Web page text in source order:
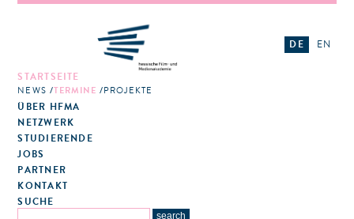
STARTSEITE
NEWS TERMINE PROJEKTE
ÜBER HFMA
NETZWERK
STUDIERENDE
JOBS
PARTNER
KONTAKT
SUCHE
DE EN